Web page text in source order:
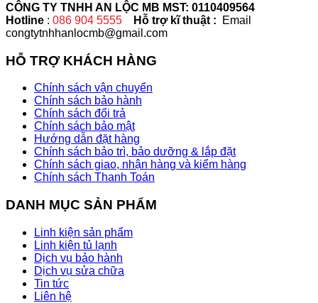
CÔNG TY TNHH AN LỘC MB MST: 0110409564
Hotline : 086 904 5555 Hỗ trợ kĩ thuật :
Email
congtytnhhanlocmb@gmail.com
HỖ TRỢ KHÁCH HÀNG
Chính sách vận chuyển
Chính sách bảo hành
Chính sách đổi trả
Chính sách bảo mật
Hướng dẫn đặt hàng
Chính sách bảo trì, bảo dưỡng & lắp đặt
Chính sách giao, nhận hàng và kiểm hàng
Chính sách Thanh Toán
DANH MỤC SẢN PHẨM
Linh kiện sản phẩm
Linh kiện tủ lạnh
Dịch vụ bảo hành
Dịch vụ sửa chữa
Tin tức
Liên hệ